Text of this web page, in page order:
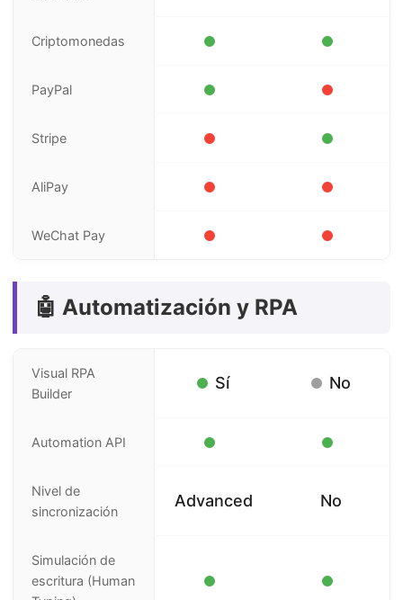
Criptomonedas
PayPal
Stripe
AliPay
WeChat Pay
🤖 Automatización y RPA
Visual RPA
Builder
Sí No
Automation API
Nivel de
sincronización
Advanced No
Simulación de
escritura (Human